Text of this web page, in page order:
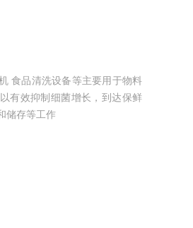
食品清洗设备等主要用于物料
有效抑制细菌增长，到达保鲜
储存等工作